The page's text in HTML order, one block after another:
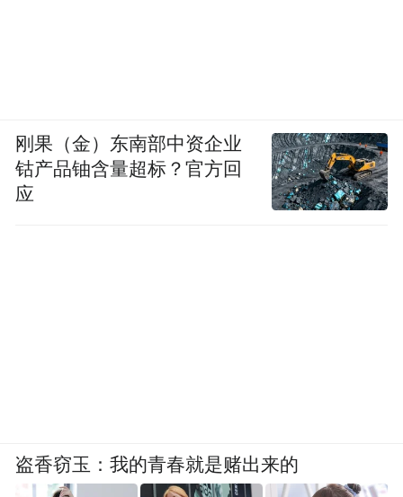
刚果（金）东南部中资企业
钴产品铀含量超标？官方回
应
盗香窃玉：我的青春就是赌出来的